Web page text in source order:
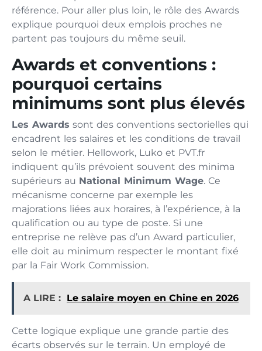
référence. Pour aller plus loin, le rôle des Awards
explique pourquoi deux emplois proches ne
partent pas toujours du même seuil.
Awards et conventions :
pourquoi certains
minimums sont plus élevés
Les Awards sont des conventions sectorielles qui
encadrent les salaires et les conditions de travail
selon le métier. Hellowork, Luko et PVT.fr
indiquent qu’ils prévoient souvent des minima
supérieurs au National Minimum Wage. Ce
mécanisme concerne par exemple les
majorations liées aux horaires, à l’expérience, à la
qualification ou au type de poste. Si une
entreprise ne relève pas d’un Award particulier,
elle doit au minimum respecter le montant fixé
par la Fair Work Commission.
A LIRE : Le salaire moyen en Chine en 2026
Cette logique explique une grande partie des
écarts observés sur le terrain. Un employé de